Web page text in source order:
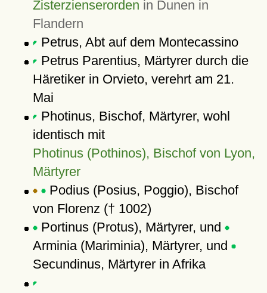
Zisterzienserorden in Dunen in
Flandern
Petrus, Abt auf dem Montecassino
Petrus Parentius, Märtyrer durch die
Häretiker in Orvieto, verehrt am 21.
Mai
Photinus, Bischof, Märtyrer, wohl
identisch mit
Photinus (Pothinos), Bischof von Lyon,
Märtyrer
Podius (Posius, Poggio), Bischof
von Florenz († 1002)
Portinus (Protus), Märtyrer, und
Arminia (Mariminia), Märtyrer, und
Secundinus, Märtyrer in Afrika